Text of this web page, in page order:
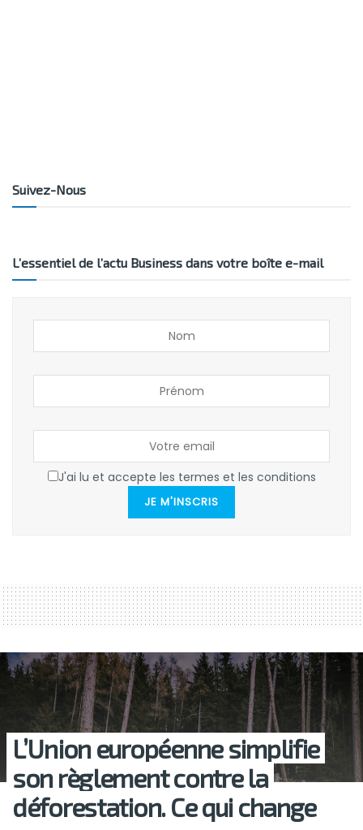
Suivez-Nous
L’essentiel de l’actu Business dans votre boîte e-mail
J'ai lu et accepte les termes et les conditions
JE M'INSCRIS
L’Union européenne simplifie
son règlement contre la
déforestation. Ce qui change